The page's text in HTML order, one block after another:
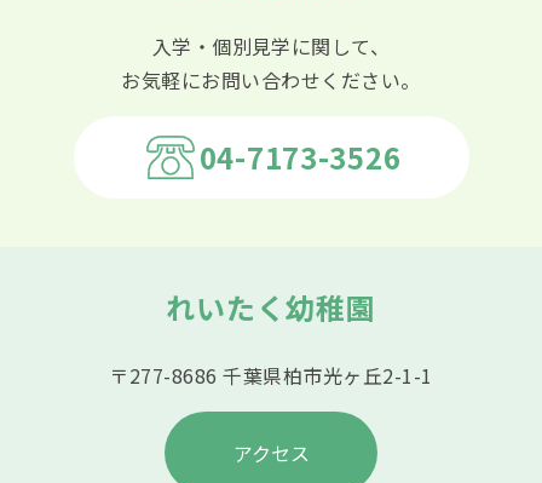
入学・個別見学に関して、
お気軽にお問い合わせください。
04-7173-3526
れいたく幼稚園
〒277-8686 千葉県柏市光ヶ丘2-1-1
アクセス